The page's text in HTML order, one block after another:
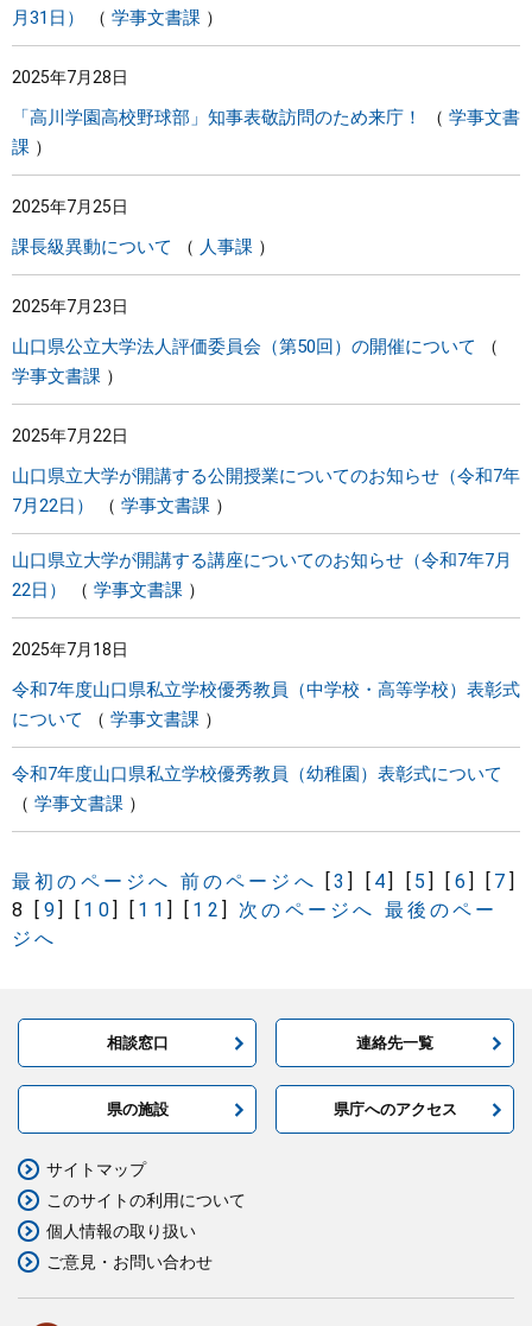
月31日）
学事文書課
2025年7月28日
「高川学園高校野球部」知事表敬訪問のため来庁！
学事文書
課
2025年7月25日
課長級異動について 人事課
2025年7月23日
山口県公立大学法人評価委員会（第50回）の開催について
学事文書課
2025年7月22日
山口県立大学が開講する公開授業についてのお知らせ（令和7年
7月22日）
学事文書課
山口県立大学が開講する講座についてのお知らせ（令和7年7月
22日）
学事文書課
2025年7月18日
令和7年度山口県私立学校優秀教員（中学校・高等学校）表彰式
について
学事文書課
令和7年度山口県私立学校優秀教員（幼稚園）表彰式について
学事文書課
最初のページへ 前のページへ [3] [ 4] [ 5] [ 6 ] [ 7 ]
8
[ 9] [ 10] [ 11 ] [ 12 ] 次のページへ 最後のペー
ジへ
相談窓口 連絡先一覧
県の施設 県庁へのアクセス
サイトマップ
このサイトの利用について
個人情報の取り扱い
ご意見・お問い合わせ